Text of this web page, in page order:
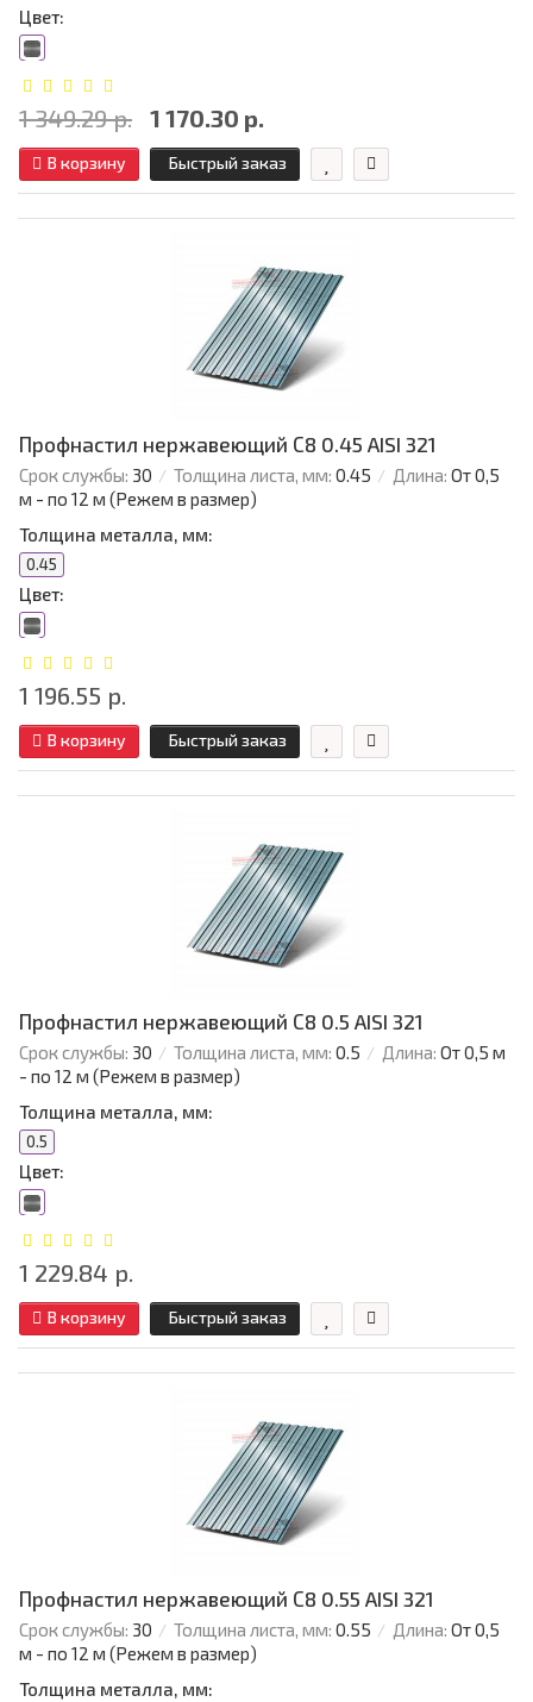
Цвет:
1 349.29 р. 1 170.30 р.
В корзину Быстрый заказ
Профнастил нержавеющий С8 0.45 AISI 321
Срок службы: 30 Толщина листа, мм: 0.45 Длина: От 0,5
м - по 12 м (Режем в размер)
Толщина металла, мм:
0.45
Цвет:
1 196.55 р.
В корзину Быстрый заказ
Профнастил нержавеющий С8 0.5 AISI 321
Срок службы: 30 Толщина листа, мм: 0.5 Длина: От 0,5 м
- по 12 м (Режем в размер)
Толщина металла, мм:
0.5
Цвет:
1 229.84 р.
В корзину Быстрый заказ
Профнастил нержавеющий С8 0.55 AISI 321
Срок службы: 30 Толщина листа, мм: 0.55 Длина: От 0,5
м - по 12 м (Режем в размер)
Толщина металла, мм: